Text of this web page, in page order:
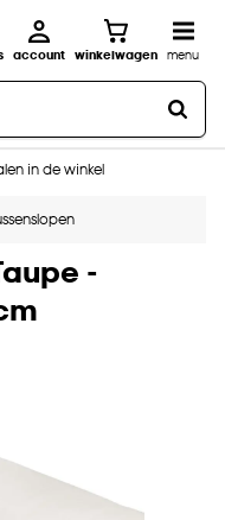
account winkelwagen menu
in de winkel
aan huis
-